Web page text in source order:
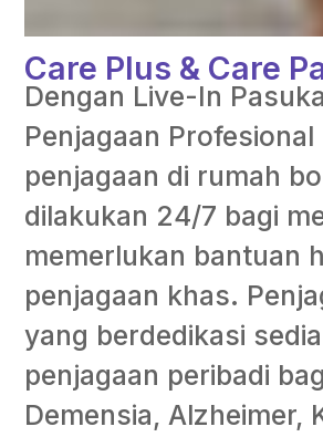
Care Plus & Care
Dengan Live-In
Penjagaan Profesional
penjagaan di rumah
dilakukan 24/7 bagi
memerlukan bantuan
penjagaan khas.
yang berdedikasi
penjagaan peribadi
Demensia, Alzheimer,